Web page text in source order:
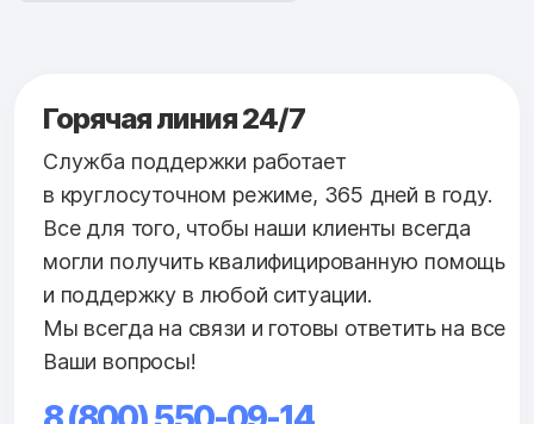
Горячая линия 24/7
Служба поддержки работает
в круглосуточном режиме, 365 дней в году.
Все для того, чтобы наши клиенты всегда
могли получить квалифицированную помощь
и поддержку в любой ситуации.
Мы всегда на связи и готовы ответить на все
Ваши вопросы!